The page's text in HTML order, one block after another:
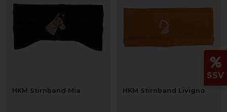
HKM Stirnband Mia HKM Stirnband Livigno
SSV